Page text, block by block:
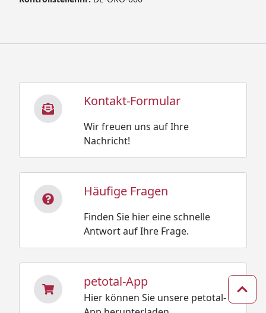
Kontakt-Formular
Wir freuen uns auf Ihre
Nachricht!
Häufige Fragen
Finden Sie hier eine schnelle
Antwort auf Ihre Frage.
petotal-App
Hier können Sie unsere petotal-